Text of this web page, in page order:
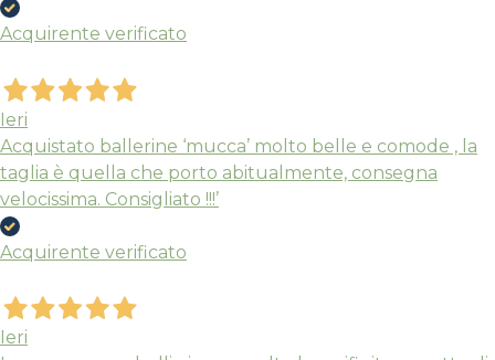
Acquirente verificato
Ieri
Acquistato ballerine ‘mucca’ molto belle e comode , la
taglia è quella che porto abitualmente, consegna
velocissima. Consigliato !!!’
Acquirente verificato
Ieri